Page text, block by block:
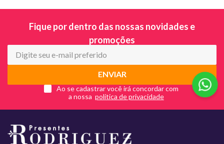
Fique por dentro das nossas novidades e
promoções
ENVIAR
Ao se cadastrar você irá concordar com
a nossa